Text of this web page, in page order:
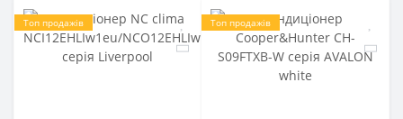
Топ продажів Топ продажів